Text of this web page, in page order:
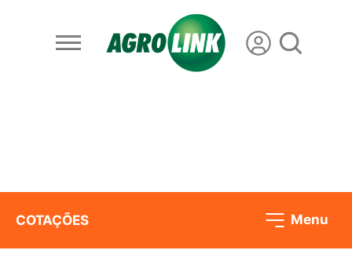
COTAÇÕES Menu